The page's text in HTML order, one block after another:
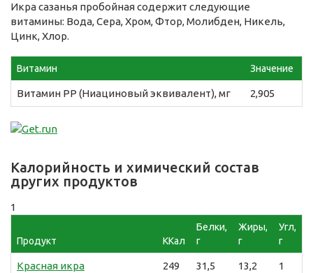
Икра сазанья пробойная содержит следующие
витамины: Вода, Сера, Хром, Фтор, Молибден, Никель,
Цинк, Хлор.
Витамин Значение
Витамин PP (Ниациновый эквивалент), мг 2,905
Калорийность и химический состав
других продуктов
1
Продукт ККал
Белки,
г
Жиры,
г
Угл,
г
Красная икра 249 31,5 13,2 1